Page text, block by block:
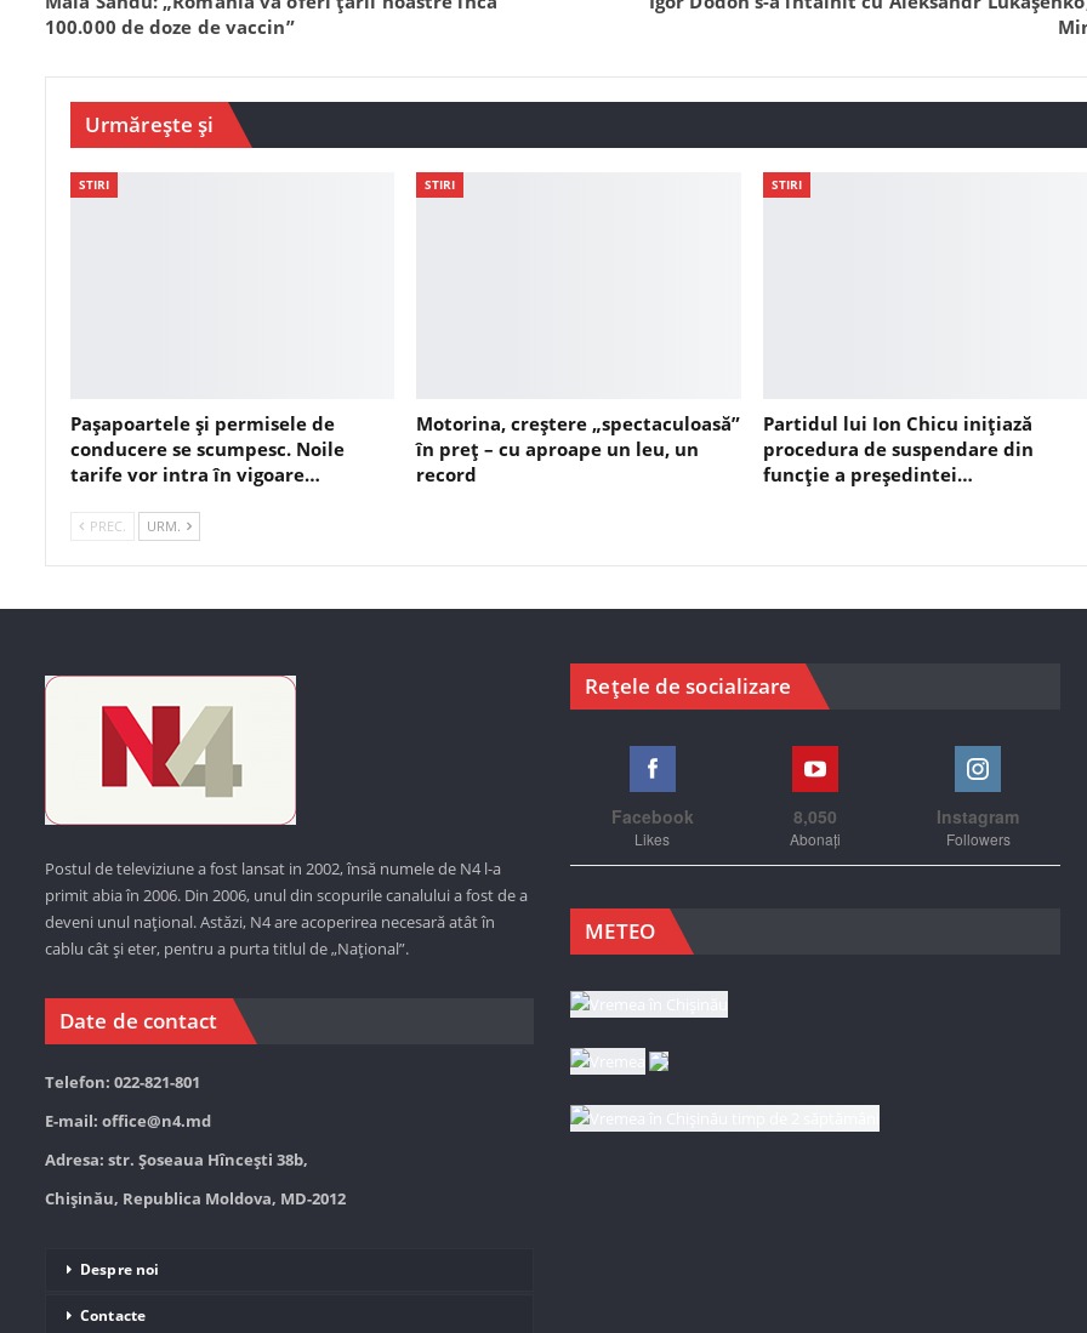
100.000 de doze de vaccin”
Urmărește și
STIRI
Pașapoartele și permisele de
conducere se scumpesc. Noile
tarife vor intra în vigoare…
STIRI
Motorina, creștere „spectaculoasă”
în preț – cu aproape un leu, un
record
STIRI
Partidul lui Ion Chicu inițiază
procedura de suspendare din
funcție a președintei…
PREC. URM.
Postul de televiziune a fost lansat in 2002, însă numele de N4 l-a
primit abia în 2006. Din 2006, unul din scopurile canalului a fost de a
deveni unul național. Astăzi, N4 are acoperirea necesară atât în
cablu cât și eter, pentru a purta titlul de „Național”.
Date de contact
Telefon: 022-821-801
E-mail: office@n4.md
Adresa: str. Șoseaua Hînceşti 38b,
Chișinău, Republica Moldova, MD-2012
Despre noi
Contacte
Rețele de socializare
Facebook
Likes
8,050
Abonați
Instagram
Followers
METEO